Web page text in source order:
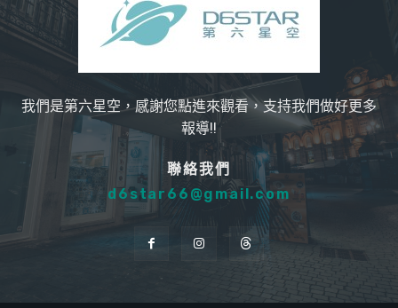
我們是第六星空，感謝您點進來觀看，支持我們做好更多
報導!!
聯絡我們
d6star66@gmail.com